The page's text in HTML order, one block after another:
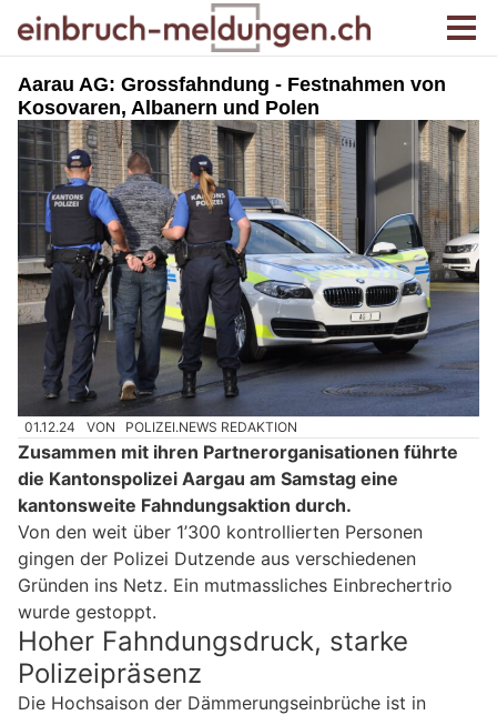
Aarau AG: Grossfahndung - Festnahmen von
Kosovaren, Albanern und Polen
01.12.24 VON POLIZEI.NEWS REDAKTION
Zusammen mit ihren Partnerorganisationen führte
die Kantonspolizei Aargau am Samstag eine
kantonsweite Fahndungsaktion durch.
Von den weit über 1’300 kontrollierten Personen
gingen der Polizei Dutzende aus verschiedenen
Gründen ins Netz. Ein mutmassliches Einbrechertrio
wurde gestoppt.
Hoher Fahndungsdruck, starke
Polizeipräsenz
Die Hochsaison der Dämmerungseinbrüche ist in